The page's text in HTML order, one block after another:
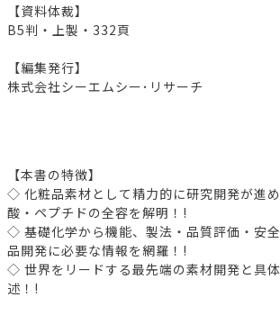
【資料体裁】
B5判・上製・332頁
【編集発行】
株式会社シーエムシー･リサーチ
【本書の特徴】
◇ 化粧品素材として精力的に研究開発が進
酸・ペプチドの全容を解明！!
◇ 基礎化学から機能、製法・品質評価・安
品開発に必要な情報を網羅！!
◇ 世界をリードする最先端の素材開発と具
述！!